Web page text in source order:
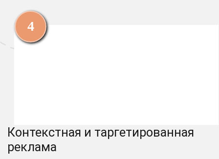
Контекстная и таргетированная
реклама